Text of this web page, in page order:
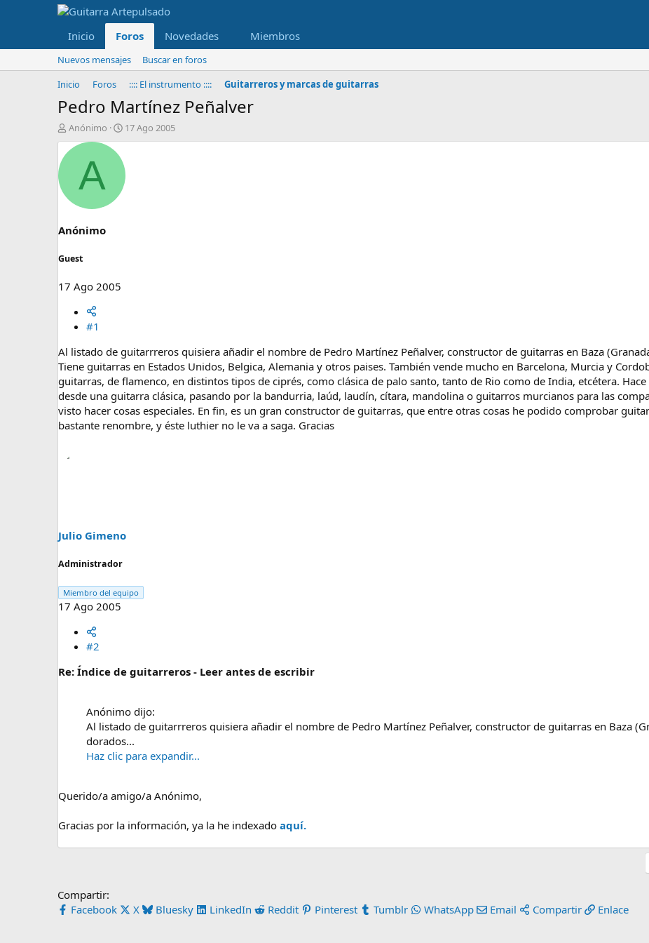
Inicio Foros Novedades Miembros
Nuevos mensajes
Buscar en foros
Inicio
Foros :::: El instrumento :::: Guitarreros y marcas de guitarras
Pedro Martínez Peñalver
I
n
i
d
r
l
e
Anónimo
F
e
h
a
17 Ago 2005
A
Anónimo
Guest
17 Ago 2005
#1
Al listado de guitarrreros quisiera añadir el nombre de Pedro Martínez Peñalver, constructor de guitarras en Baza
Tiene guitarras en Estados Unidos, Belgica, Alemania y otros paises. También vende mucho en Barcelona, Murcia y
guitarras, de flamenco, en distintos tipos de ciprés, como clásica de palo santo, tanto de Rio como de India, etcétera.
desde una guitarra clásica, pasando por la bandurria, laúd, laudín, cítara, mandolina o guitarros murcianos para las
visto hacer cosas especiales. En fin, es un gran constructor de guitarras, que entre otras cosas he podido comprobar
bastante renombre, y éste luthier no le va a saga. Gracias
Julio Gimeno
Administrador
Miembro del equipo
17 Ago 2005
#2
Re: Índice de guitarreros - Leer antes de escribir
Anónimo dijo:
Al listado de guitarrreros quisiera añadir el nombre de Pedro Martínez Peñalver, constructor de guitarras en Baza
dorados...
Haz clic para expandir...
Querido/a amigo/a Anónimo,
Gracias por la información, ya la he indexado aquí.
Compartir:
Facebook
X Bluesky LinkedIn Reddit Pinterest Tumblr WhatsApp Email Compartir Enlace